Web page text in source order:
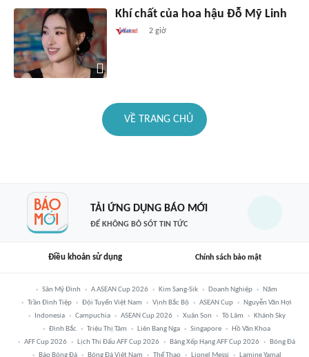
Khí chất của hoa hậu Đỗ Mỹ Linh
2 giờ
VỀ TRANG CHỦ
TẢI ỨNG DỤNG BÁO MỚI
ĐỂ KHÔNG BỎ SÓT TIN TỨC
Điều khoản sử dụng Chính sách bảo mật
Sân Mỹ Đình A ASEAN Cup 2026 Kim Sang-Sik Doanh Nghiệp
Năm
Trần Đình Tiệp
Đội Tuyển Việt Nam Vịnh Bắc Bộ ASEAN Cup
Nguyễn Văn Hợi
Indonesia
Campuchia ASEAN Cup 2026 Xuân Son Tô Lâm
Khánh Sky
Đình Bắc
Triệu Thị Tâm Liên Bang Nga Singapore
Hồ Văn Khoa
AFF Cup 2026
Lịch Thi Đấu AFF Cup 2026 Bảng Xếp Hạng AFF Cup 2026
Bóng Đá
Báo Bóng Đá
Bóng Đá Việt Nam Thể Thao Lionel Messi Lamine Yamal